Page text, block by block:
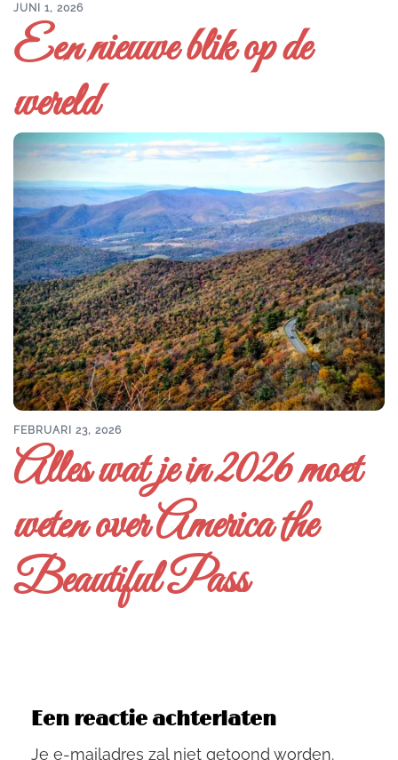
JUNI 1, 2026
Een nieuwe blik op de
wereld
FEBRUARI 23, 2026
Alles wat je in 2026 moet
weten over America the
Beautiful Pass
Een reactie achterlaten
Je e-mailadres zal niet getoond worden.